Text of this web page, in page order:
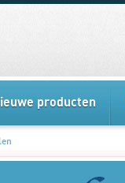
producten